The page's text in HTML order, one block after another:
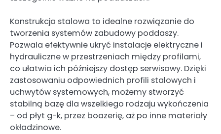
Konstrukcja stalowa to idealne rozwiązanie do
tworzenia systemów zabudowy poddaszy.
Pozwala efektywnie ukryć instalacje elektryczne i
hydrauliczne w przestrzeniach między profilami,
co ułatwia ich późniejszy dostęp serwisowy. Dzięki
zastosowaniu odpowiednich profili stalowych i
uchwytów systemowych, możemy stworzyć
stabilną bazę dla wszelkiego rodzaju wykończenia
– od płyt g-k, przez boazerię, aż po inne materiały
okładzinowe.